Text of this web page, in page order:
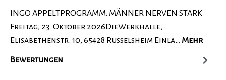
INGO APPELTPROGRAMM: MÄNNER NERVEN STARK
Freitag, 23. Oktober 2026DieWerkhalle,
Elisabethenstr. 10, 65428 Rüsselsheim Einla… Mehr
Bewertungen